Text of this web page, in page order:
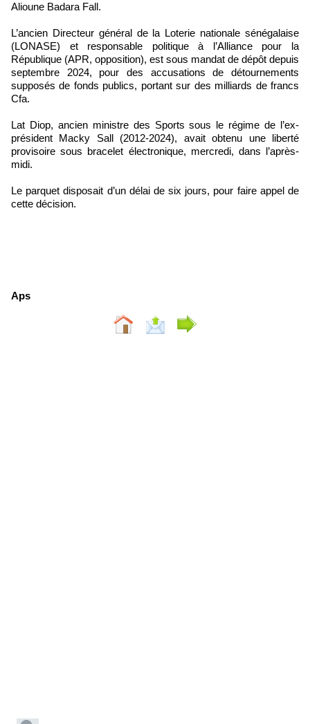
Alioune Badara Fall.
L’ancien Directeur général de la Loterie nationale sénégalaise
(LONASE) et responsable politique à l’Alliance pour la
République (APR, opposition), est sous mandat de dépôt depuis
septembre 2024, pour des accusations de détournements
supposés de fonds publics, portant sur des milliards de francs
Cfa.
Lat Diop, ancien ministre des Sports sous le régime de l’ex-
président Macky Sall (2012-2024), avait obtenu une liberté
provisoire sous bracelet électronique, mercredi, dans l’après-
midi.
Le parquet disposait d’un délai de six jours, pour faire appel de
cette décision.
Aps